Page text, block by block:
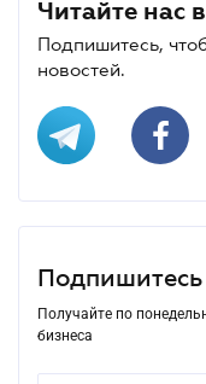
Читайте нас
Подпишитесь,
новостей.
Подпишитесь
Получайте по
бизнеса